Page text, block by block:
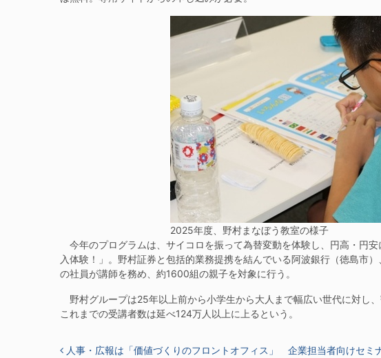
2025年度、野村まなぼう教室の様子
今年のプログラムは、サイコロを振って為替変動を体験し、円高・円
入体験！」。野村証券と包括的業務提携を結んでいる阿波銀行（徳島市
の社員が講師を務め、約1600組の親子を対象に行う。
野村グループは25年以上前から小学生から大人まで幅広い世代に対し
これまでの受講者数は延べ124万人以上に上るという。
投稿ナビゲーション
人事・広報は「価値づくりのフロントオフィス」 企業担当者向けセミ